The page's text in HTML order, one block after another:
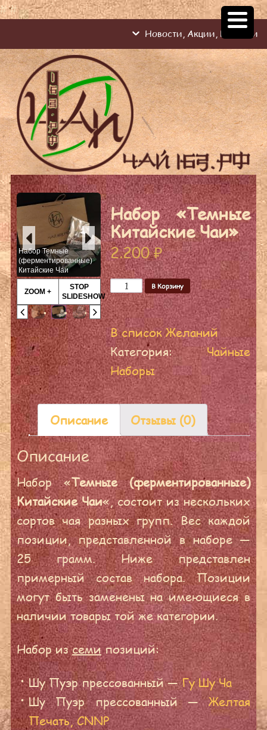
# #
Новости, Акции, Новинки
Набор Темные
(ферментированные)
Китайские Чаи
ZOOM +
STOP
SLIDESHOW
Набор «Темные
Китайские Чаи»
2.200₽
Количество
В Корзину
В список Желаний
Категория:Чайные
Наборы
Описание Отзывы (0)
Описание
Набор «Темные (ферментированные)
Китайские Чаи«, состоит из нескольких
сортов чая разных групп. Вес каждой
позиции, представленной в наборе —
25 грамм. Ниже представлен
примерный состав набора. Позиции
могут быть заменены на имеющиеся в
наличии товары той же категории.
Набор изсемипозиций:
Шу Пуэр прессованный —Гу Шу Ча
Шу Пуэр прессованный —Желтая
Печать, CNNP